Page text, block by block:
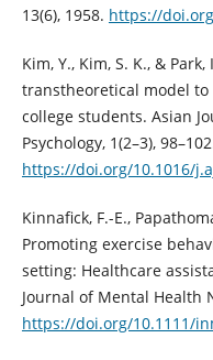
13(6), 1958. https://
Kim, Y., Kim, S. K., &
transtheoretical model
college students. Asian
Psychology, 1(2–3),
https://doi.org/10.1016/
Kinnafick, F.-E.,
Promoting exercise
setting: Healthcare
Journal of Mental Health
https://doi.org/10.1111/